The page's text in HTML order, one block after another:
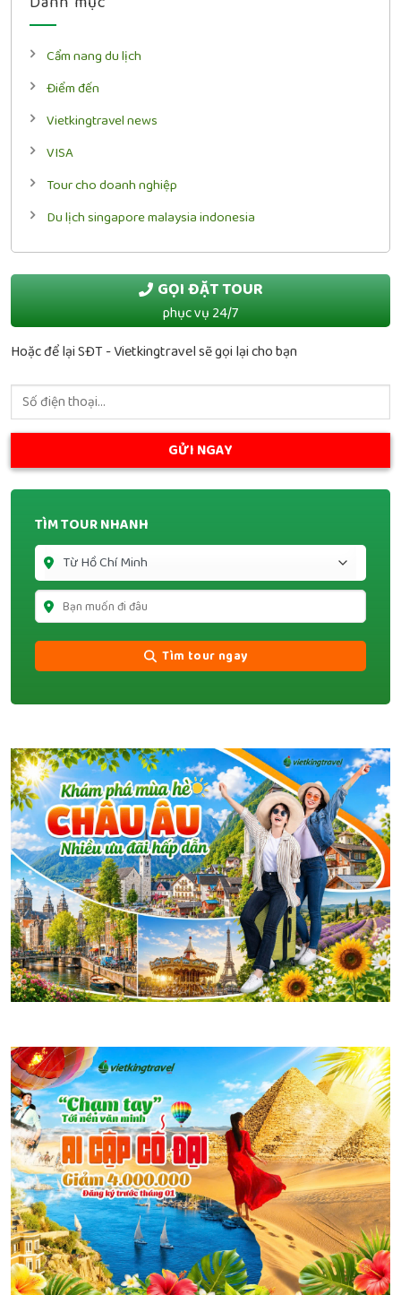
Cẩm nang du lịch
Điểm đến
Vietkingtravel news
VISA
Tour cho doanh nghiệp
Du lịch singapore malaysia indonesia
GỌI ĐẶT TOUR
phục vụ 24/7
Hoặc để lại SĐT - Vietkingtravel sẽ gọi lại cho bạn
TÌM TOUR NHANH
Tìm tour ngay